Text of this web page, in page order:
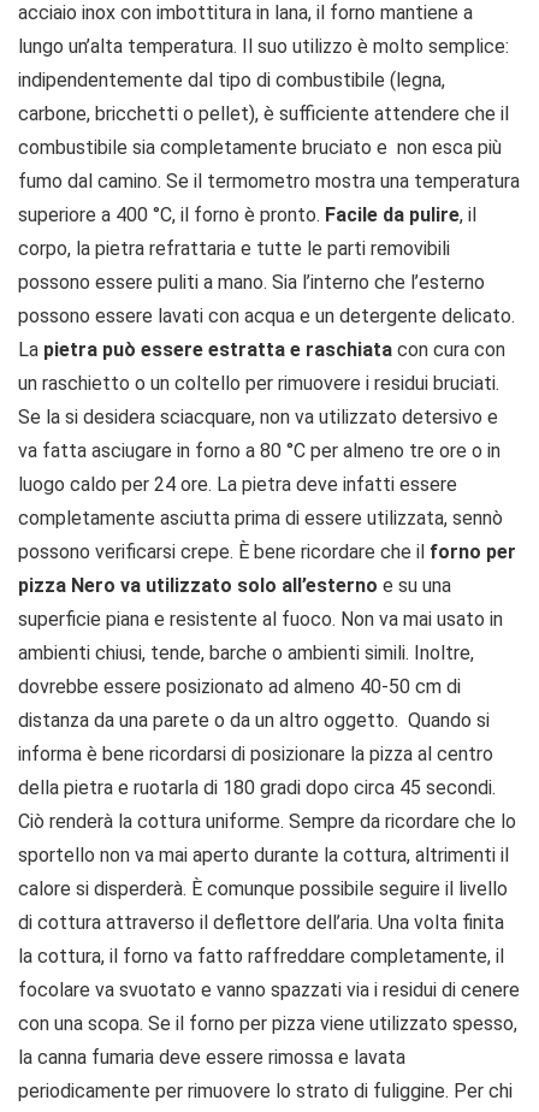
acciaio inox con imbottitura in lana, il forno mantiene a
lungo un’alta temperatura. Il suo utilizzo è molto semplice:
indipendentemente dal tipo di combustibile (legna,
carbone, bricchetti o pellet), è sufficiente attendere che il
combustibile sia completamente bruciato e non esca più
fumo dal camino. Se il termometro mostra una temperatura
superiore a 400 °C, il forno è pronto. Facile da pulire, il
corpo, la pietra refrattaria e tutte le parti removibili
possono essere puliti a mano. Sia l’interno che l’esterno
possono essere lavati con acqua e un detergente delicato.
La pietra può essere estratta e raschiata con cura con
un raschietto o un coltello per rimuovere i residui bruciati.
Se la si desidera sciacquare, non va utilizzato detersivo e
va fatta asciugare in forno a 80 °C per almeno tre ore o in
luogo caldo per 24 ore. La pietra deve infatti essere
completamente asciutta prima di essere utilizzata, sennò
possono verificarsi crepe. È bene ricordare che il forno per
pizza Nero va utilizzato solo all’esterno e su una
superficie piana e resistente al fuoco. Non va mai usato in
ambienti chiusi, tende, barche o ambienti simili. Inoltre,
dovrebbe essere posizionato ad almeno 40-50 cm di
distanza da una parete o da un altro oggetto. Quando si
informa è bene ricordarsi di posizionare la pizza al centro
della pietra e ruotarla di 180 gradi dopo circa 45 secondi.
Ciò renderà la cottura uniforme. Sempre da ricordare che lo
sportello non va mai aperto durante la cottura, altrimenti il
calore si disperderà. È comunque possibile seguire il livello
di cottura attraverso il deflettore dell’aria. Una volta finita
la cottura, il forno va fatto raffreddare completamente, il
focolare va svuotato e vanno spazzati via i residui di cenere
con una scopa. Se il forno per pizza viene utilizzato spesso,
la canna fumaria deve essere rimossa e lavata
periodicamente per rimuovere lo strato di fuliggine. Per chi